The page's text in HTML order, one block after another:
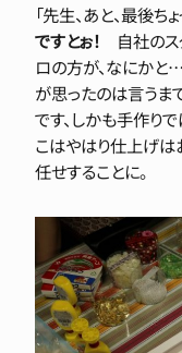
「先生、あと、最後
ですとぉ！ 自社のス
ロの方が、なにかと…
が思ったのは言うま
です、しかも手作り
こはやはり仕上げは
任せすることに。